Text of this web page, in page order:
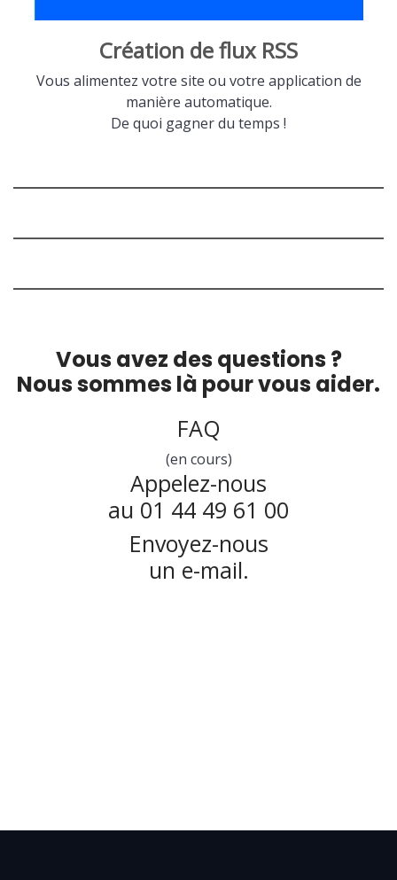
Création de flux RSS
Vous alimentez votre site ou votre application de
manière automatique.
De quoi gagner du temps !
Vous avez des questions ?
Nous sommes là pour vous aider.
FAQ
(en cours)
Appelez-nous
au 01 44 49 61 00
Envoyez-nous
un e-mail.